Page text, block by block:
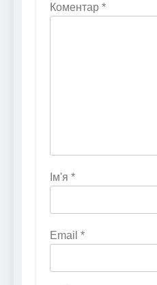
Коментар *
Ім'я *
Email *